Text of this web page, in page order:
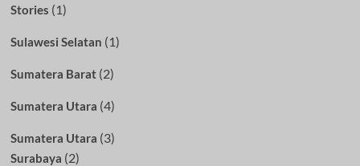
Stories (1)
Sulawesi Selatan (1)
Sumatera Barat(2)
Sumatera Utara (4)
Sumatera Utara (3)
Surabaya (2)